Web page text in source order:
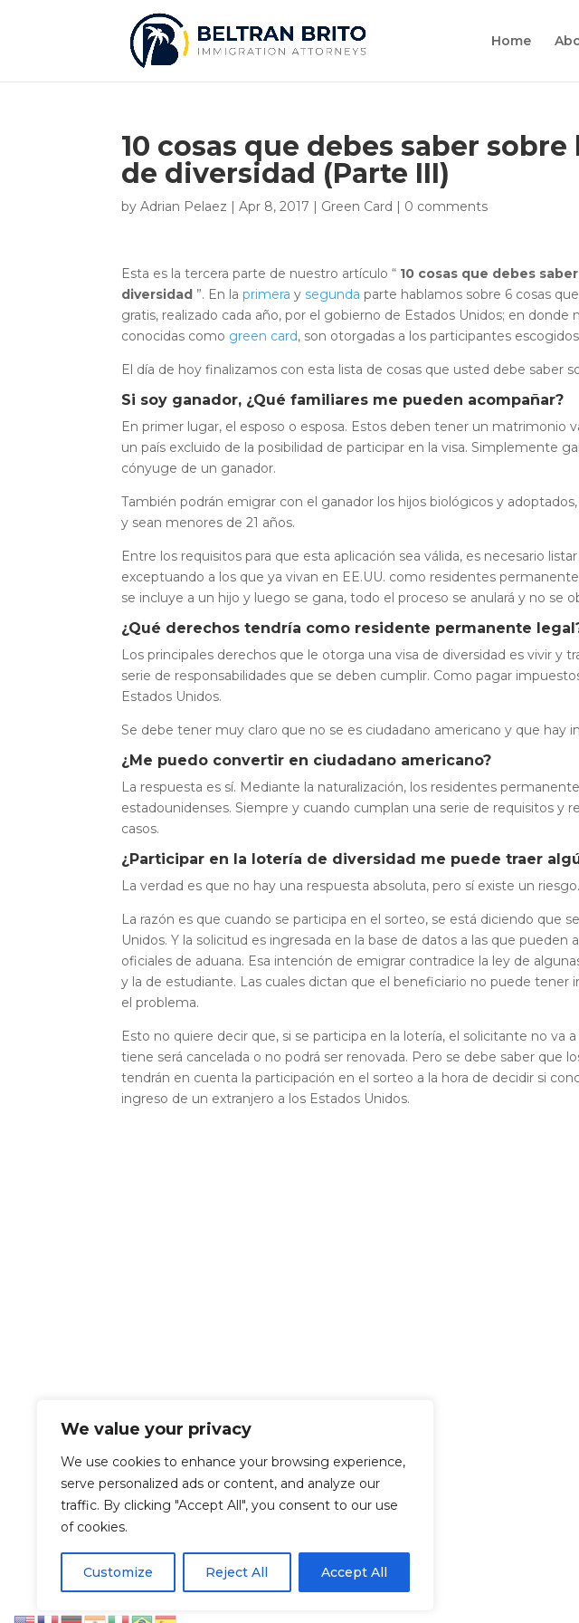
We value your privacy
We use cookies to enhance your browsing experience,
serve personalized ads or content, and analyze our
traffic. By clicking "Accept All", you consent to our use
of cookies.
Customize Reject All Accept All
Home
10 cosas que debes saber
de diversidad (Parte III)
byAdrian Pelaez |Apr 8, 2017 | Green Card | 0 comments
Esta es la tercera parte de nuestro artículo “ 10 cosas que debes
diversidad ”. En laprimera y segunda parte hablamos sobre 6 cosas
gratis, realizado cada año, por el gobierno de Estados Unidos; en
conocidas como green card, son otorgadas a los participantes
El día de hoy finalizamos con esta lista de cosas que usted debe saber
Si soy ganador, ¿Qué familiares me pueden acompañar?
En primer lugar, el esposo o esposa. Estos deben tener un matrimonio
un país excluido de la posibilidad de participar en la visa. Simplemente
cónyuge de un ganador.
También podrán emigrar con el ganador los hijos biológicos y
y sean menores de 21 años.
Entre los requisitos para que esta aplicación sea válida, es necesario
exceptuando a los que ya vivan en EE.UU. como residentes
se incluye a un hijo y luego se gana, todo el proceso se anulará y no se
¿Qué derechos tendría como residente permanente
Los principales derechos que le otorga una visa de diversidad es vivir y
serie de responsabilidades que se deben cumplir. Como pagar
Estados Unidos.
Se debe tener muy claro que no se es ciudadano americano y que hay
¿Me puedo convertir en ciudadano americano?
La respuesta es sí. Mediante la naturalización, los residentes
estadounidenses. Siempre y cuando cumplan una serie de requisitos y
casos.
¿Participar en la lotería de diversidad me puede traer
La verdad es que no hay una respuesta absoluta, pero sí existe un riesgo.
La razón es que cuando se participa en el sorteo, se está diciendo que
Unidos. Y la solicitud es ingresada en la base de datos a las que pueden
oficiales de aduana. Esa intención de emigrar contradice la ley de
y la de estudiante. Las cuales dictan que el beneficiario no puede tener
el problema.
Esto no quiere decir que, si se participa en la lotería, el solicitante no va
tiene será cancelada o no podrá ser renovada. Pero se debe saber que
tendrán en cuenta la participación en el sorteo a la hora de decidir si
ingreso de un extranjero a los Estados Unidos.
Let’s Work Together